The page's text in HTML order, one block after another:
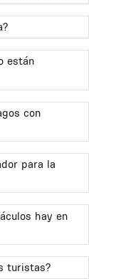
están
con
para la
hay en
turistas?